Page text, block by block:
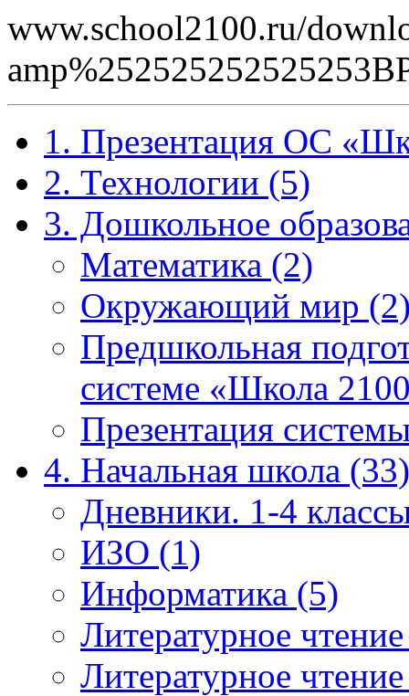
www.school2100.ru/
1. Презентация ОС
2. Технологии (5)
3. Дошкольное
Математика (2)
Окружающий мир
Предшкольная
системе «Школа
Презентация
4. Начальная школа (33)
Дневники. 1-4
ИЗО (1)
Информатика (5)
Литературное
Литературное